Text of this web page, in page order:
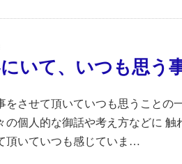
いて、いつも思う
をさせて頂いていつも思うことの
の個人的な御話や考え方などに
頂いていつも感じていま…